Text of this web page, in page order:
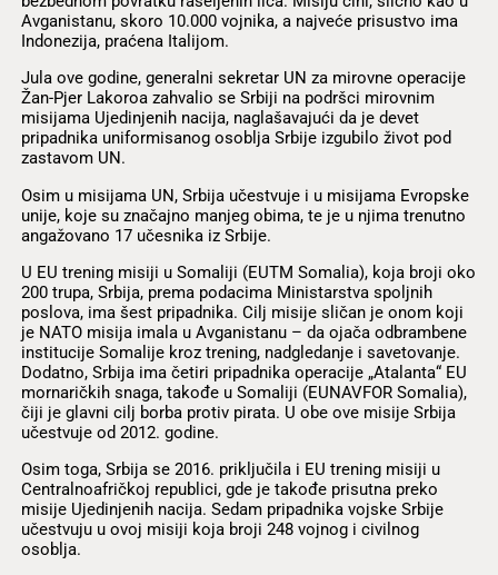
Avganistanu, skoro 10.000 vojnika, a najveće prisustvo ima
Indonezija, praćena Italijom.
Jula ove godine, generalni sekretar UN za mirovne operacije
Žan-Pjer Lakoroa zahvalio se Srbiji na podršci mirovnim
misijama Ujedinjenih nacija, naglašavajući da je devet
pripadnika uniformisanog osoblja Srbije izgubilo život pod
zastavom UN.
Osim u misijama UN, Srbija učestvuje i u misijama Evropske
unije, koje su značajno manjeg obima, te je u njima trenutno
angažovano 17 učesnika iz Srbije.
U EU trening misiji u Somaliji (EUTM Somalia), koja broji oko
200 trupa, Srbija, prema podacima Ministarstva spoljnih
poslova, ima šest pripadnika. Cilj misije sličan je onom koji
je NATO misija imala u Avganistanu – da ojača odbrambene
institucije Somalije kroz trening, nadgledanje i savetovanje.
Dodatno, Srbija ima četiri pripadnika operacije „Atalanta“ EU
mornaričkih snaga, takođe u Somaliji (EUNAVFOR Somalia),
čiji je glavni cilj borba protiv pirata. U obe ove misije Srbija
učestvuje od 2012. godine.
Osim toga, Srbija se 2016. priključila i EU trening misiji u
Centralnoafričkoj republici, gde je takođe prisutna preko
misije Ujedinjenih nacija. Sedam pripadnika vojske Srbije
učestvuju u ovoj misiji koja broji 248 vojnog i civilnog
osoblja.